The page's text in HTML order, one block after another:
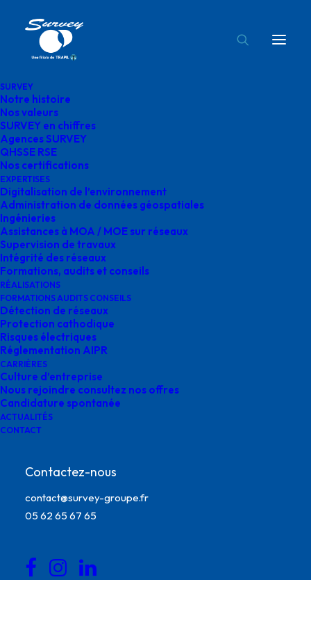
SURVEY
Notre histoire
Nos valeurs
SURVEY en chiffres
Agences SURVEY
QHSSE RSE
Nos certifications
EXPERTISES
Digitalisation de l’environnement
Administration de données géospatiales
Ingénieries
Assistances à MOA / MOE sur réseaux
Supervision de travaux
Intégrité des réseaux
Formations, audits et conseils
RÉALISATIONS
FORMATIONS AUDITS CONSEILS
Détection de réseaux
Protection cathodique
Risques électriques
Réglementation AIPR
CARRIÈRES
Culture d’entreprise
Nous rejoindre consultez nos offres
Candidature spontanée
ACTUALITÉS
CONTACT
Contactez-nous
contact@survey-groupe.fr
05 62 65 67 65
Accueil
Stéphan Valdebouze
Manager et pilote les 3 Directions de Survey avec à leur
tête